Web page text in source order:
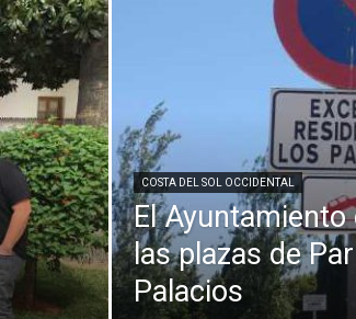
COSTA DEL SOL OCCIDENTAL
El
las plazas de
Palacios